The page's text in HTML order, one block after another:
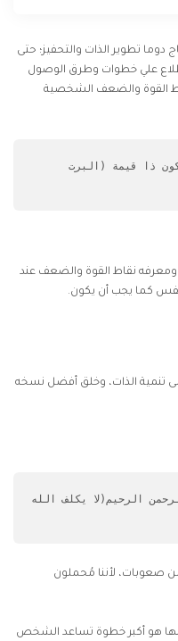
دوما تطوير الذات والتحفيز؛ حتى
علي خطوات وطرق الوصول
القوة والضعف الشخصية
ومعرفه نقاط القوة والضعف عند
كما يجب أن يكون.
تنمية الذات، وخلق أفضل نسخه
صعوبات، لأننا مُحملون
هو أكبر خطوة تساعد الشخص